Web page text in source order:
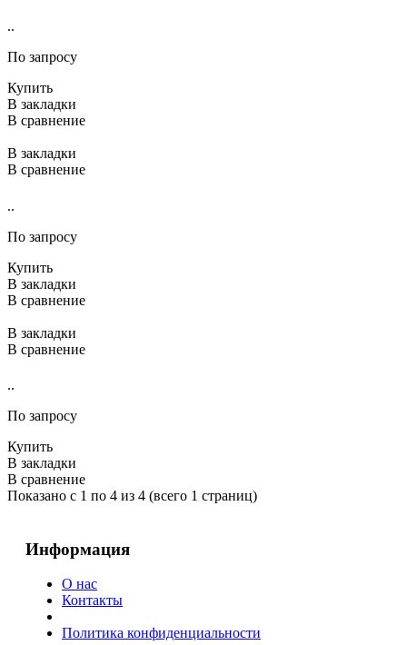
..
По запросу
Купить
В закладки
В сравнение
В закладки
В сравнение
..
По запросу
Купить
В закладки
В сравнение
В закладки
В сравнение
..
По запросу
Купить
В закладки
В сравнение
Показано с 1 по 4 из 4 (всего 1 страниц)
Информация
О нас
Контакты
Политика конфиденциальности